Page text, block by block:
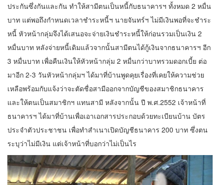
ประกันซึ่งกันและกัน ทำให้สามีตนเป็นหนี้กับธนาคารฯ ทั้งหมด 2 หมื่น
บาท แต่พอถึงกำหนดเวลาชำระหนี้ฯ นายจันทร์ฯ ไม่มีเงินพอที่จะชำระ
หนี้ หัวหน้ากลุ่มจึงได้เสนอจะจ่ายเงินชำระหนี้ให้ก่อนรวมเป็นเงิน 2
หมื่นบาท หลังจ่ายหนี้เดิมแล้วจากนั้นสามีตนได้กู้เงินจากธนาคารฯ อีก
3 หมื่นบาท เพื่อคืนเงินให้หัวหน้ากลุ่ม 2 หมื่นกว่าบาทรวมดอกเบี้ย ต่อ
มาอีก 2-3 วันหัวหน้ากลุ่มฯ ได้มาที่บ้านพูดคุยเรื่องที่เคยให้ความช่วย
เหลือพร้อมกับแจ้งว่าจะตัดชื่อสามีออกจากบัญชีของสมาชิกธนาคาร
และให้ตนเป็นสมาชิกฯ แทนสามี หลังจากนั้น ปี พ.ศ.2552 เจ้าหน้าที่
ธนาคารฯ ได้มาที่บ้านเพื่อเอาเอกสารประกอบด้วยทะเบียนบ้าน บัตร
ประจำตัวประชาชน เพื่อทำสำเนาเปิดบัญชีธนาคาร 200 บาท ซึ่งตน
ระบุว่าไม่มีเงิน แต่เจ้าหน้าที่บอกว่าไม่เป็นไร